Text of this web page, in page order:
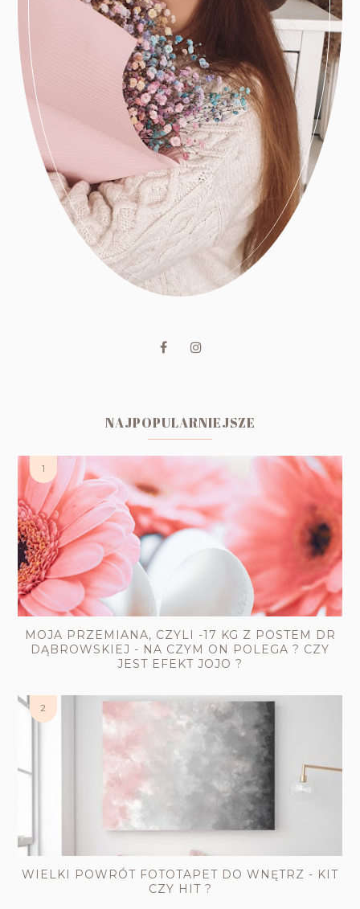
NAJPOPULARNIEJSZE
MOJA PRZEMIANA, CZYLI -17 KG Z POSTEM DR
DĄBROWSKIEJ - NA CZYM ON POLEGA ? CZY
JEST EFEKT JOJO ?
WIELKI POWRÓT FOTOTAPET DO WNĘTRZ - KIT
CZY HIT ?